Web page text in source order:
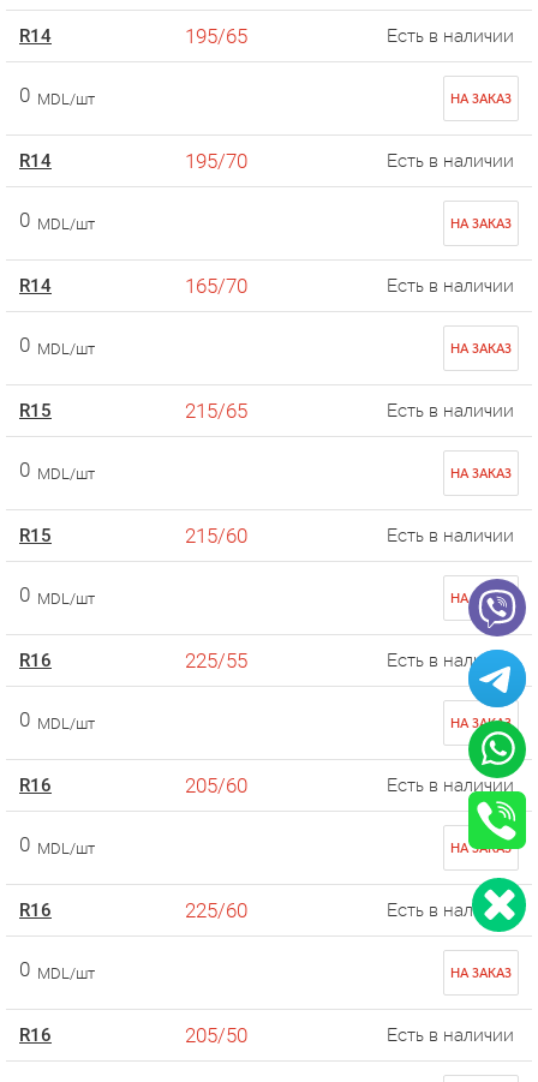
R14 195/65 Есть в наличии
0 MDL/шт НА ЗАКАЗ
R14 195/70 Есть в наличии
0 MDL/шт НА ЗАКАЗ
R14 165/70 Есть в наличии
0 MDL/шт НА ЗАКАЗ
R15 215/65 Есть в наличии
0 MDL/шт НА ЗАКАЗ
R15 215/60 Есть в наличии
0 MDL/шт НА ЗАКАЗ
R16 225/55 Есть в наличии
0 MDL/шт НА ЗАКАЗ
R16 205/60 Есть в наличии
0 MDL/шт НА ЗАКАЗ
R16 225/60 Есть в наличии
0 MDL/шт НА ЗАКАЗ
R16 205/50 Есть в наличии